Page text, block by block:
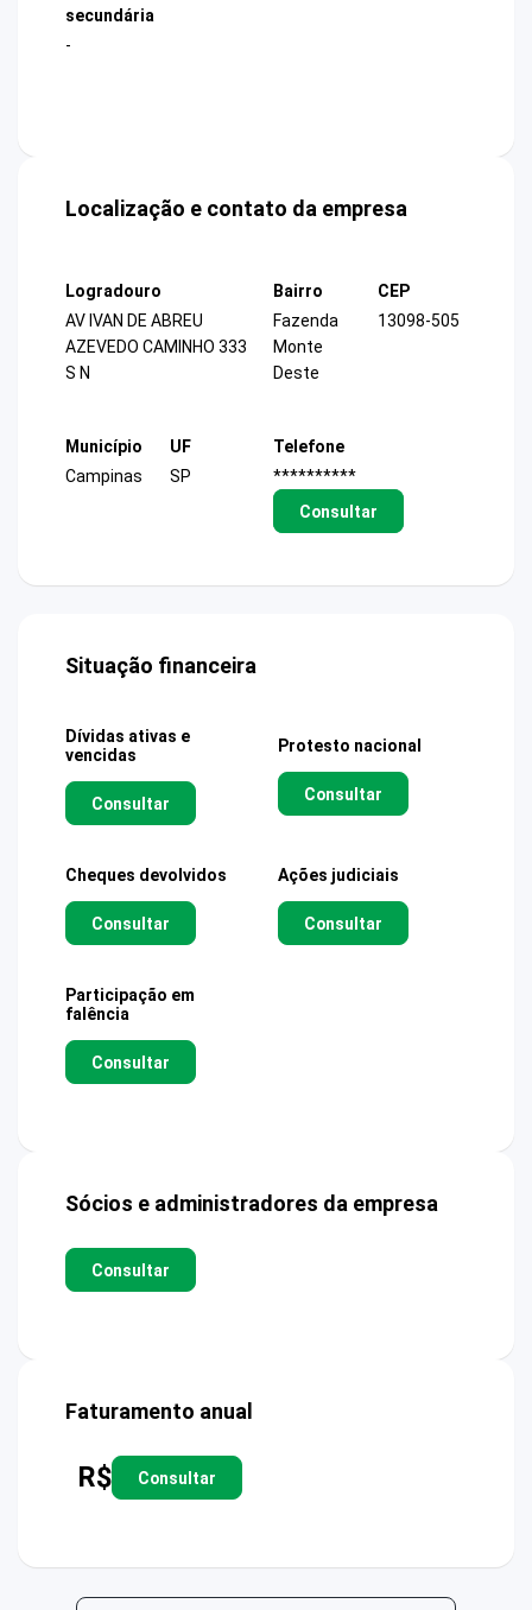
secundária
-
Localização e contato da empresa
Logradouro
AV IVAN DE ABREU
AZEVEDO CAMINHO 333
S N
Bairro
Fazenda
Monte
Deste
CEP
13098-505
Município
Campinas
UF
SP
Telefone
**********
Consultar
Situação financeira
Dívidas ativas e
vencidas
Consultar
Protesto nacional
Consultar
Cheques devolvidos
Consultar
Ações judiciais
Consultar
Participação em
falência
Consultar
Sócios e administradores da empresa
Consultar
Faturamento anual
R$ Consultar